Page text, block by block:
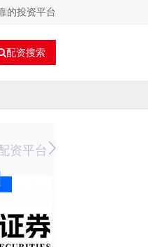
的投资平台
配资搜索
资平台